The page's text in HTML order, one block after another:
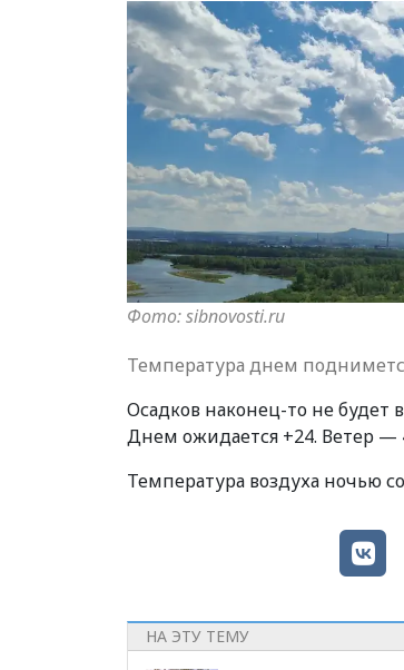
Фото: sibnovosti.ru
Температура днем
Осадков наконец-то не будет
Днем ожидается +24. Ветер —
Температура воздуха ночью
НА ЭТУ ТЕМУ